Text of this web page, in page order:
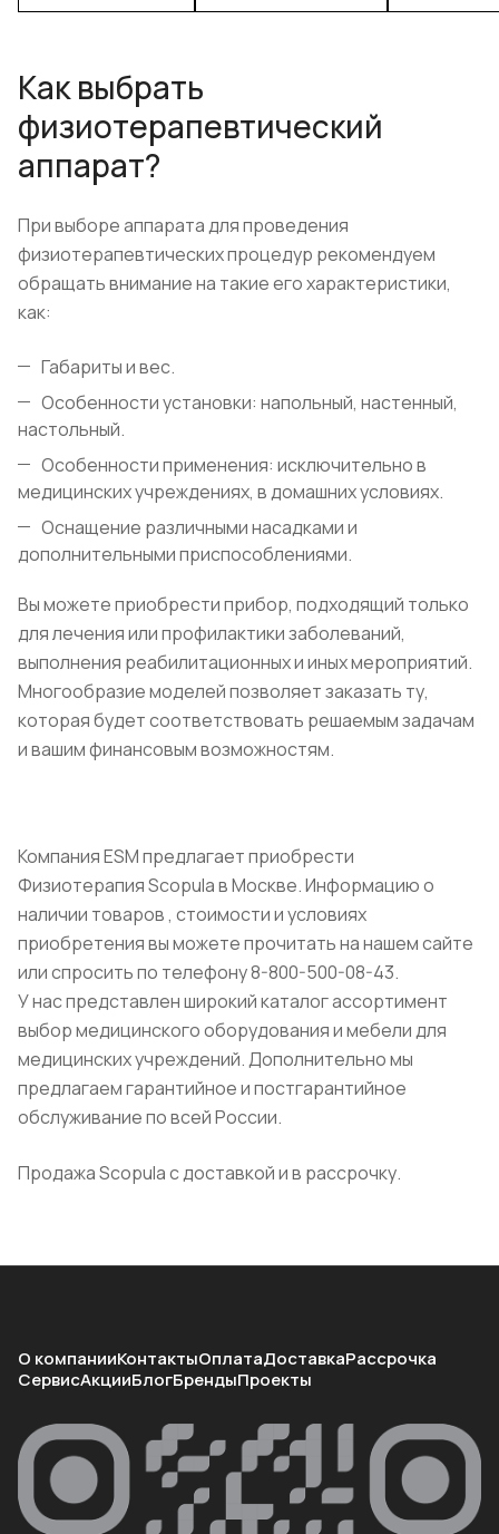
Как выбрать
физиотерапевтический
аппарат?
При выборе аппарата для проведения
физиотерапевтических процедур рекомендуем
обращать внимание на такие его характеристики,
как:
Габариты и вес.
Особенности установки: напольный, настенный,
настольный.
Особенности применения: исключительно в
медицинских учреждениях, в домашних условиях.
Оснащение различными насадками и
дополнительными приспособлениями.
Вы можете приобрести прибор, подходящий только
для лечения или профилактики заболеваний,
выполнения реабилитационных и иных мероприятий.
Многообразие моделей позволяет заказать ту,
которая будет соответствовать решаемым задачам
и вашим финансовым возможностям.
Компания ESM предлагает приобрести
Физиотерапия Scopula в Москве. Информацию о
наличии товаров , стоимости и условиях
приобретения вы можете прочитать на нашем сайте
или спросить по телефону 8-800-500-08-43.
У нас представлен широкий каталог ассортимент
выбор медицинского оборудования и мебели для
медицинских учреждений. Дополнительно мы
предлагаем гарантийное и постгарантийное
обслуживание по всей России.
Продажа Scopula с доставкой и в рассрочку.
О компанииКонтактыОплатаДоставкаРассрочка
СервисАкцииБлогБрендыПроекты